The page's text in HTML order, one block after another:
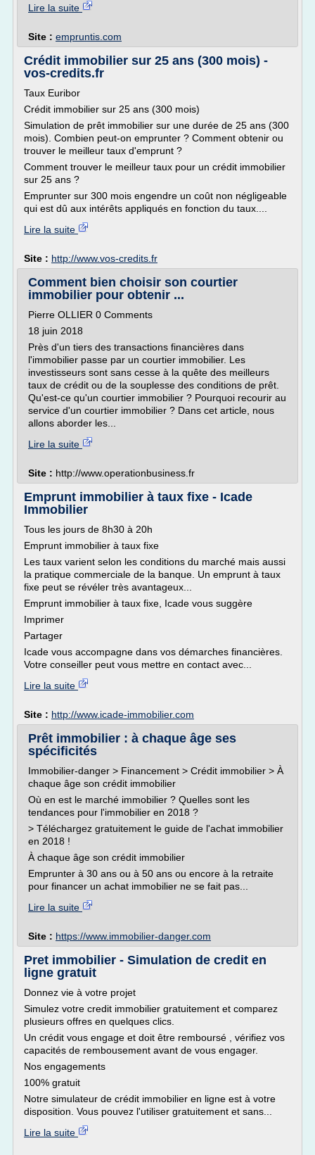
Lire la suite
Site : empruntis.com
Crédit immobilier sur 25 ans (300 mois) -
vos-credits.fr
Taux Euribor
Crédit immobilier sur 25 ans (300 mois)
Simulation de prêt immobilier sur une durée de 25 ans (300
mois). Combien peut-on emprunter ? Comment obtenir ou
trouver le meilleur taux d'emprunt ?
Comment trouver le meilleur taux pour un crédit immobilier
sur 25 ans ?
Emprunter sur 300 mois engendre un coût non négligeable
qui est dû aux intérêts appliqués en fonction du taux....
Lire la suite
Site : http://www.vos-credits.fr
Comment bien choisir son courtier
immobilier pour obtenir ...
Pierre OLLIER 0 Comments
18 juin 2018
Près d'un tiers des transactions financières dans
l'immobilier passe par un courtier immobilier. Les
investisseurs sont sans cesse à la quête des meilleurs
taux de crédit ou de la souplesse des conditions de prêt.
Qu'est-ce qu'un courtier immobilier ? Pourquoi recourir au
service d'un courtier immobilier ? Dans cet article, nous
allons aborder les...
Lire la suite
Site : http://www.operationbusiness.fr
Emprunt immobilier à taux fixe - Icade
Immobilier
Tous les jours de 8h30 à 20h
Emprunt immobilier à taux fixe
Les taux varient selon les conditions du marché mais aussi
la pratique commerciale de la banque. Un emprunt à taux
fixe peut se révéler très avantageux...
Emprunt immobilier à taux fixe, Icade vous suggère
Imprimer
Partager
Icade vous accompagne dans vos démarches financières.
Votre conseiller peut vous mettre en contact avec...
Lire la suite
Site : http://www.icade-immobilier.com
Prêt immobilier : à chaque âge ses
spécificités
Immobilier-danger > Financement > Crédit immobilier > À
chaque âge son crédit immobilier
Où en est le marché immobilier ? Quelles sont les
tendances pour l'immobilier en 2018 ?
> Téléchargez gratuitement le guide de l'achat immobilier
en 2018 !
À chaque âge son crédit immobilier
Emprunter à 30 ans ou à 50 ans ou encore à la retraite
pour financer un achat immobilier ne se fait pas...
Lire la suite
Site : https://www.immobilier-danger.com
Pret immobilier - Simulation de credit en
ligne gratuit
Donnez vie à votre projet
Simulez votre credit immobilier gratuitement et comparez
plusieurs offres en quelques clics.
Un crédit vous engage et doit être remboursé , vérifiez vos
capacités de rembousement avant de vous engager.
Nos engagements
100% gratuit
Notre simulateur de crédit immobilier en ligne est à votre
disposition. Vous pouvez l'utiliser gratuitement et sans...
Lire la suite